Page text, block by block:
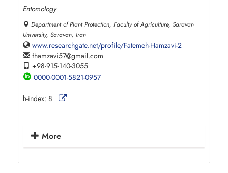
Entomology
Department of Plant Protection, Faculty of Agriculture, Saravan
University, Saravan, Iran
www.researchgate.net/profile/Fatemeh-Hamzavi-2
fhamzavi57 gmail.com
+98-915-140-3055
0000-0001-5821-0957
h-index: 8
More